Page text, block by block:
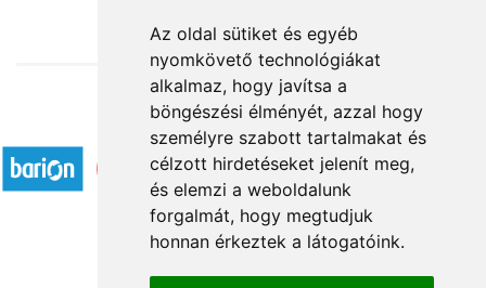
Az oldal sütiket és egyéb
nyomkövető technológiákat
alkalmaz, hogy javítsa a
böngészési élményét, azzal hogy
személyre szabott tartalmakat és
célzott hirdetéseket jelenít meg,
és elemzi a weboldalunk
forgalmát, hogy megtudjuk
honnan érkeztek a látogatóink.
Elfogadott fizetési módok